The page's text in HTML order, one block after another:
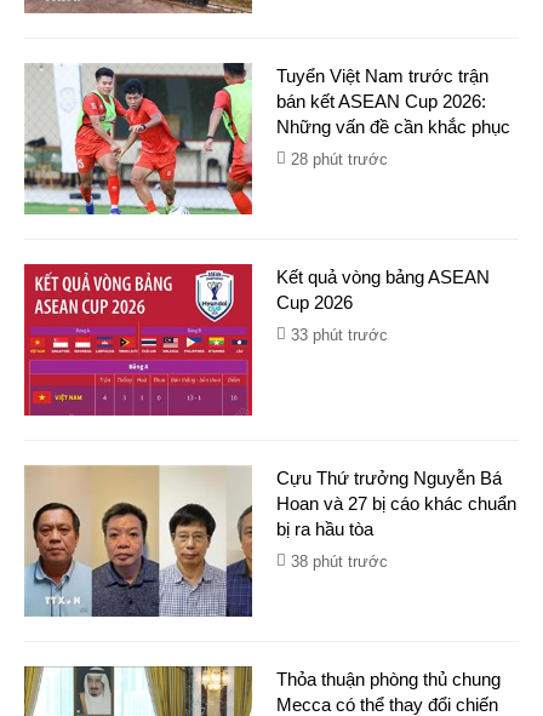
Tuyển Việt Nam trước trận
bán kết ASEAN Cup 2026:
Những vấn đề cần khắc phục
28 phút trước
Kết quả vòng bảng ASEAN
Cup 2026
33 phút trước
Cựu Thứ trưởng Nguyễn Bá
Hoan và 27 bị cáo khác chuẩn
bị ra hầu tòa
38 phút trước
Thỏa thuận phòng thủ chung
Mecca có thể thay đổi chiến